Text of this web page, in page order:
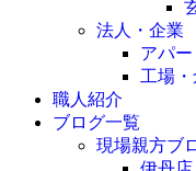
法人・企業
アパ
工場
職人紹介
ブログ一覧
現場親方ブ